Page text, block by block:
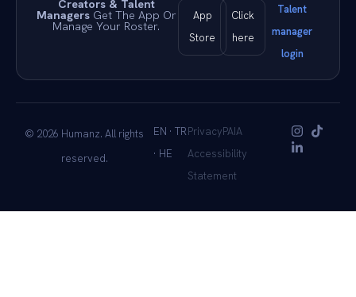
Creators & Talent
ManagersGet The App Or
Manage Your Roster.
App
Store
Click
here
Talent
manager
login
© 2026 Humanz. All rights
reserved.
EN · TR
· HE
PrivacyPAIA
Accessibility
Statement